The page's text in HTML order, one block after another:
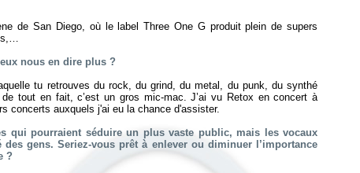
de San Diego, où le label Three One G produit plein de supers
nous en dire plus ?
tu retrouves du rock, du grind, du metal, du punk, du synthé
tout en fait, c’est un gros mic-mac. J’ai vu Retox en concert à
concerts auxquels j'ai eu la chance d'assister.
qui pourraient séduire un plus vaste public, mais les vocaux
gens. Seriez-vous prêt à enlever ou diminuer l’importance
?